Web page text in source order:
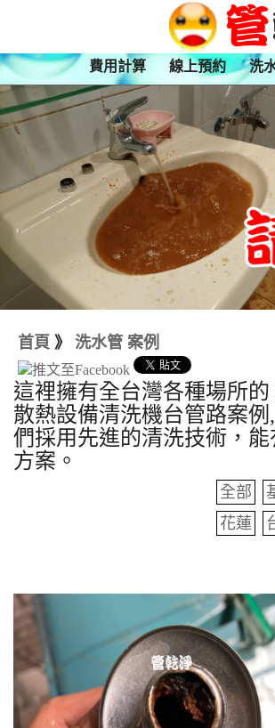
費用計算 線上預約 洗
首頁 》 洗水管 案例
這裡擁有全台灣各種場所
散熱設備清洗機台管路案
們採用先進的清洗技術，
方案。
全部
花蓮